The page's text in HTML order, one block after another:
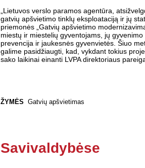
„Lietuvos verslo paramos agentūra,
gatvių apšvietimo tinklų eksploataciją ir jų
priemonės „Gatvių apšvietimo
miestų ir miestelių gyventojams, jų
prevencija ir jaukesnės gyvenvietės. Šiuo
galime pasidžiaugti, kad, vykdant tokius
sako laikinai einanti LVPA direktoriaus
ŽYMĖS Gatvių apšvietimas
Savivaldybėse